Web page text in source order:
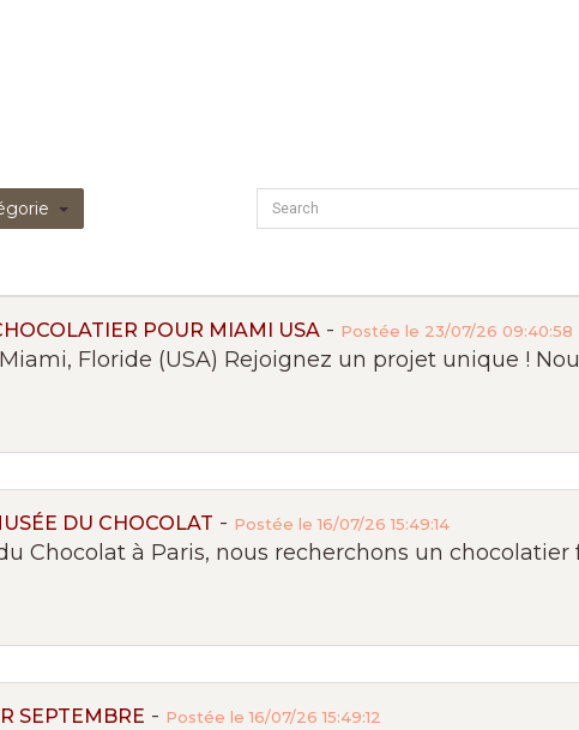
POUR MIAMI USA - Postée le 23/07/26 09:40:58
Floride (USA) Rejoignez un projet unique !
DU CHOCOLAT - Postée le 16/07/26 15:49:14
Chocolat à Paris, nous recherchons un chocolatier
SEPTEMBRE - Postée le 16/07/26 15:49:12